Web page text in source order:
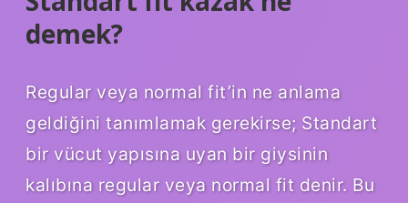
demek?
Regular veya normal fit’in ne anlama
geldiğini tanımlamak gerekirse; Standart
bir vücut yapısına uyan bir giysinin
kalıbına regular veya normal fit denir. Bu